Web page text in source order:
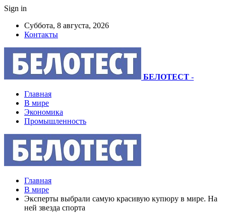
Sign in
Суббота, 8 августа, 2026
Контакты
БЕЛОТЕСТ -
Главная
В мире
Экономика
Промышленность
Главная
В мире
Эксперты выбрали самую красивую купюру в мире. На
ней звезда спорта